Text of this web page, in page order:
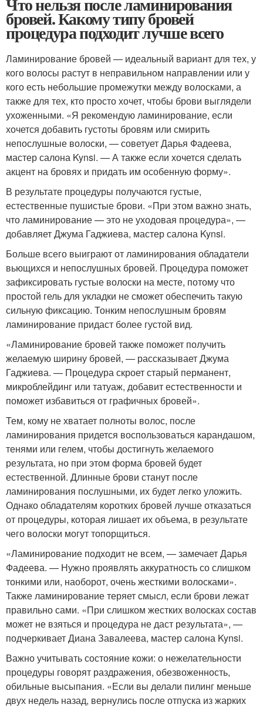
бровей. Какому типу бровей
процедура подходит лучше всего
Ламинирование бровей — идеальный вариант для тех, у
кого волосы растут в неправильном направлении или у
кого есть небольшие промежутки между волосками, а
также для тех, кто просто хочет, чтобы брови выглядели
ухоженными. «Я рекомендую ламинирование, если
хочется добавить густоты бровям или смирить
непослушные волоски, — советует Дарья Фадеева,
мастер салона Kynsi. — А также если хочется сделать
акцент на бровях и придать им особенную форму».
В результате процедуры получаются густые,
естественные пушистые брови. «При этом важно знать,
что ламинирование — это не уходовая процедура», —
добавляет Джума Гаджиева, мастер салона Kynsi.
Больше всего выиграют от ламинирования обладатели
вьющихся и непослушных бровей. Процедура поможет
зафиксировать густые волоски на месте, потому что
простой гель для укладки не сможет обеспечить такую
сильную фиксацию. Тонким непослушным бровям
ламинирование придаст более густой вид.
«Ламинирование бровей также поможет получить
желаемую ширину бровей, — рассказывает Джума
Гаджиева. — Процедура скроет старый перманент,
микроблейдинг или татуаж, добавит естественности и
поможет избавиться от графичных бровей».
Тем, кому не хватает полноты волос, после
ламинирования придется воспользоваться карандашом,
тенями или гелем, чтобы достигнуть желаемого
результата, но при этом форма бровей будет
естественной. Длинные брови станут после
ламинирования послушными, их будет легко уложить.
Однако обладателям коротких бровей лучше отказаться
от процедуры, которая лишает их объема, в результате
чего волоски могут топорщиться.
«Ламинирование подходит не всем, — замечает Дарья
Фадеева. — Нужно проявлять аккуратность со слишком
тонкими или, наоборот, очень жесткими волосками».
Также ламинирование теряет смысл, если брови лежат
правильно сами. «При слишком жестких волосках состав
может не взяться и процедура не даст результата», —
подчеркивает Диана Завалеева, мастер салона Kynsi.
Важно учитывать состояние кожи: о нежелательности
процедуры говорят раздражения, обезвоженность,
обильные высыпания. «Если вы делали пилинг меньше
двух недель назад, вернулись после отпуска из жарких